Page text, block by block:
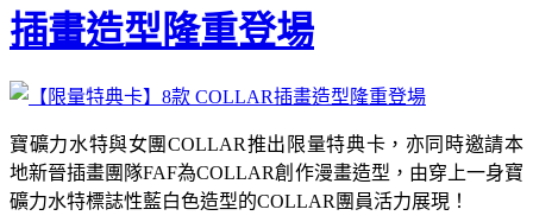
插畫造型隆重登場
寶礦力水特與女團COLLAR推出限量特典卡，亦同時邀請本
地新晉插畫團隊FAF為COLLAR創作漫畫造型，由穿上一身寶
礦力水特標誌性藍白色造型的COLLAR團員活力展現！